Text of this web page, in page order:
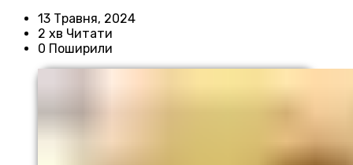
13 Травня, 2024
2 хв Читати
0 Поширили